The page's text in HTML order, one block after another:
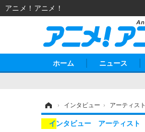
ホーム ニュース
› インタビュー › アーティスト
インタビュー アーティスト
アニメ！アニメ！